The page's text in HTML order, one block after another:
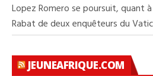
Lopez Romero se poursuit, quant
Rabat de deux enquêteurs du
JEUNEAFRIQUE.COM